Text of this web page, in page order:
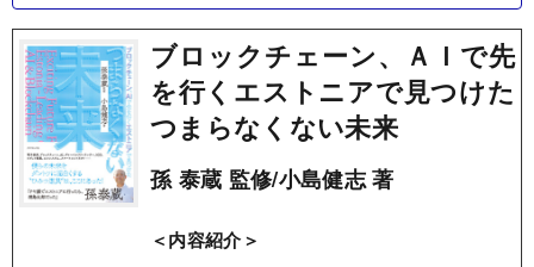
ブロックチェーン、ＡＩで先
を行くエストニアで見つけた
つまらなくない未来
孫 泰蔵 監修/小島健志 著
＜内容紹介＞